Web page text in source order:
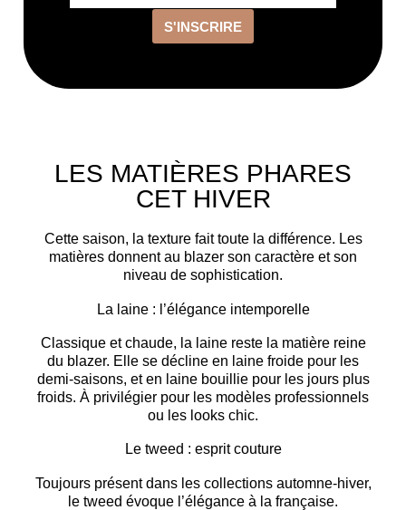
S'INSCRIRE
LES MATIÈRES PHARES
CET HIVER
Cette saison, la texture fait toute la différence. Les
matières donnent au blazer son caractère et son
niveau de sophistication.
La laine : l’élégance intemporelle
Classique et chaude, la laine reste la matière reine
du blazer. Elle se décline en laine froide pour les
demi-saisons, et en laine bouilliepour les jours plus
froids. À privilégier pour les modèles professionnels
ou les looks chic.
Le tweed : esprit couture
Toujours présent dans les collections automne-hiver,
le tweed évoque l’élégance à la française.